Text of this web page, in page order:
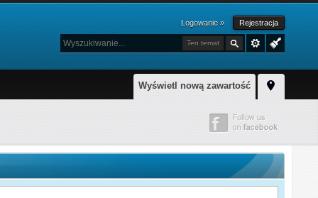
Logowanie » Rejestracja
Ten temat
Wyświetl nową zawartość